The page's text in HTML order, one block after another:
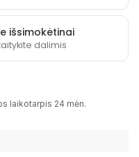
išsimokėtinai
dalimis
laikotarpis 24 mėn.